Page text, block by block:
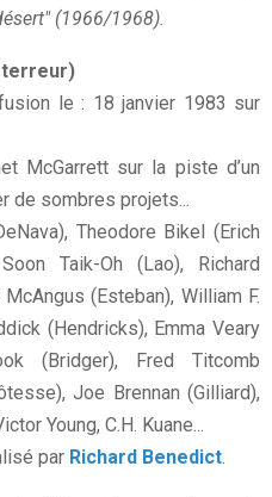
(1966/1968).
terreur)
le : 18 janvier 1983 sur
McGarrett sur la piste d’un
de sombres projets...
Theodore Bikel (Erich
Taik-Oh (Lao), Richard
(Esteban), William F.
(Hendricks), Emma Veary
(Bridger), Fred Titcomb
Joe Brennan (Gilliard),
Young, C.H. Kuane...
par Richard Benedict.